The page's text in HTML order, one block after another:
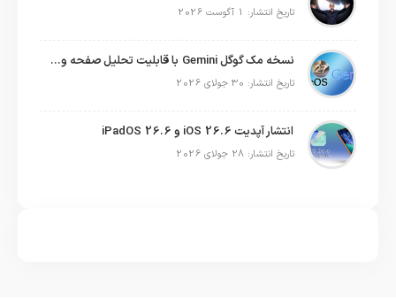
تاریخ انتشار: 1 آگوست 2026
نسخه مک گوگل Gemini با قابلیت تحلیل صفحه و دستورات صوتی در به‌روزرسانی جدید
تاریخ انتشار: 30 جولای 2026
انتشار آپدیت iOS 26.6 و iPadOS 26.6
تاریخ انتشار: 28 جولای 2026